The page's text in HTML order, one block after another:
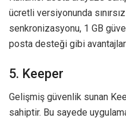
ücretli versiyonunda
senkronizasyonu, 1 GB
posta desteği gibi
5. Keeper
Gelişmiş güvenlik sunan
sahiptir. Bu sayede